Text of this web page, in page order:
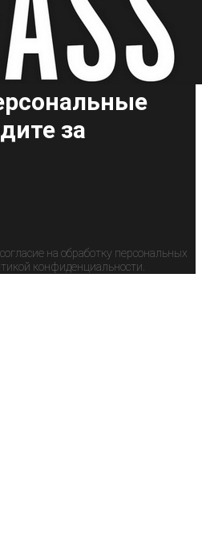
за
на обработку персональных
конфиденциальности.